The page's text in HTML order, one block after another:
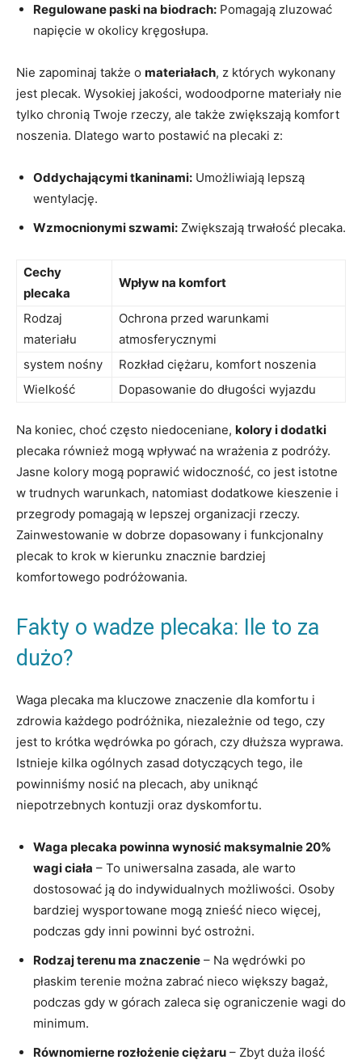
Regulowane paski na biodrach: Pomagają zluzować
napięcie w okolicy kręgosłupa.
Nie zapominaj także o materiałach, z których wykonany
jest plecak. Wysokiej jakości, wodoodporne materiały nie
tylko chronią Twoje rzeczy, ale także zwiększają komfort
noszenia. ‍Dlatego warto postawić na plecaki z:
Oddychającymi ⁣tkaninami: Umożliwiają⁢ lepszą
⁢wentylację.
Wzmocnionymi szwami: Zwiększają trwałość plecaka.
Cechy
plecaka
Wpływ ⁢na komfort
Rodzaj
⁣materiału
Ochrona przed warunkami
atmosferycznymi
system nośny
Rozkład ciężaru, komfort noszenia
Wielkość
Dopasowanie do długości wyjazdu
Na koniec, choć często niedoceniane, kolory i dodatki
plecaka również mogą wpływać na wrażenia z podróży.
Jasne kolory mogą ⁢poprawić widoczność, co jest istotne
w⁢ trudnych warunkach, natomiast ⁤dodatkowe kieszenie ‌i
przegrody ​pomagają w lepszej ⁣organizacji rzeczy.
Zainwestowanie w dobrze dopasowany i funkcjonalny
plecak to krok w kierunku znacznie bardziej
komfortowego podróżowania.
Fakty o wadze plecaka: Ile to za ​
dużo?
Waga plecaka ma kluczowe znaczenie dla komfortu i
zdrowia każdego podróżnika, niezależnie od tego, czy
jest to krótka wędrówka po górach, ‌czy dłuższa wyprawa.
Istnieje kilka ogólnych zasad dotyczących tego, ile
powinniśmy nosić ​na plecach,⁤ aby uniknąć
niepotrzebnych kontuzji oraz dyskomfortu.
Waga plecaka powinna wynosić maksymalnie 20%
wagi ciała – To uniwersalna zasada, ale ‍warto
dostosować ją do indywidualnych możliwości. Osoby
bardziej wysportowane⁣ mogą znieść nieco więcej,
podczas gdy inni⁢ powinni być ostrożni.
Rodzaj terenu ma​ znaczenie – Na wędrówki po
płaskim terenie można zabrać nieco większy bagaż,
podczas gdy w górach zaleca się ​ograniczenie wagi do
minimum.
Równomierne rozłożenie ciężaru – Zbyt duża ilość